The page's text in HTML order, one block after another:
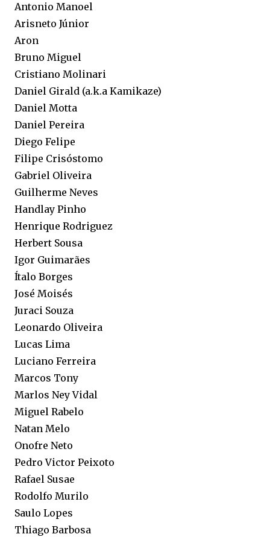
Antonio Manoel
Arisneto Júnior
Aron
Bruno Miguel
Cristiano Molinari
Daniel Girald (a.k.a Kamikaze)
Daniel Motta
Daniel Pereira
Diego Felipe
Filipe Crisóstomo
Gabriel Oliveira
Guilherme Neves
Handlay Pinho
Henrique Rodriguez
Herbert Sousa
Igor Guimarães
Ítalo Borges
José Moisés
Juraci Souza
Leonardo Oliveira
Lucas Lima
Luciano Ferreira
Marcos Tony
Marlos Ney Vidal
Miguel Rabelo
Natan Melo
Onofre Neto
Pedro Victor Peixoto
Rafael Susae
Rodolfo Murilo
Saulo Lopes
Thiago Barbosa